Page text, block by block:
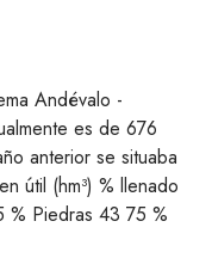
Andévalo -
es de 676
anterior se situaba
útil (hm³) % llenado
% Piedras 43 75 %